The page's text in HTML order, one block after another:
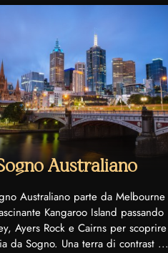
Australiano
Australiano parte da Melbourne
Kangaroo Island passando
Ayers Rock e Cairns per scoprire
da Sogno. Una terra di contrast ...